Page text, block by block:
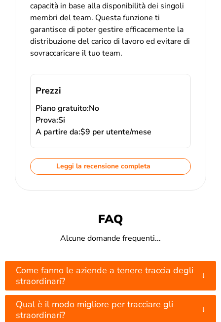
capacità in base alla disponibilità dei singoli
membri del team. Questa funzione ti
garantisce di poter gestire efficacemente la
distribuzione del carico di lavoro ed evitare di
sovraccaricare il tuo team.
Prezzi
Piano gratuito:No
Prova:Si
A partire da:$9 per utente/mese
Leggi la recensione completa
FAQ
Alcune domande frequenti...
Come fanno le aziende a tenere traccia degli
straordinari?
↓
Qual è il modo migliore per tracciare gli
straordinari?
↓